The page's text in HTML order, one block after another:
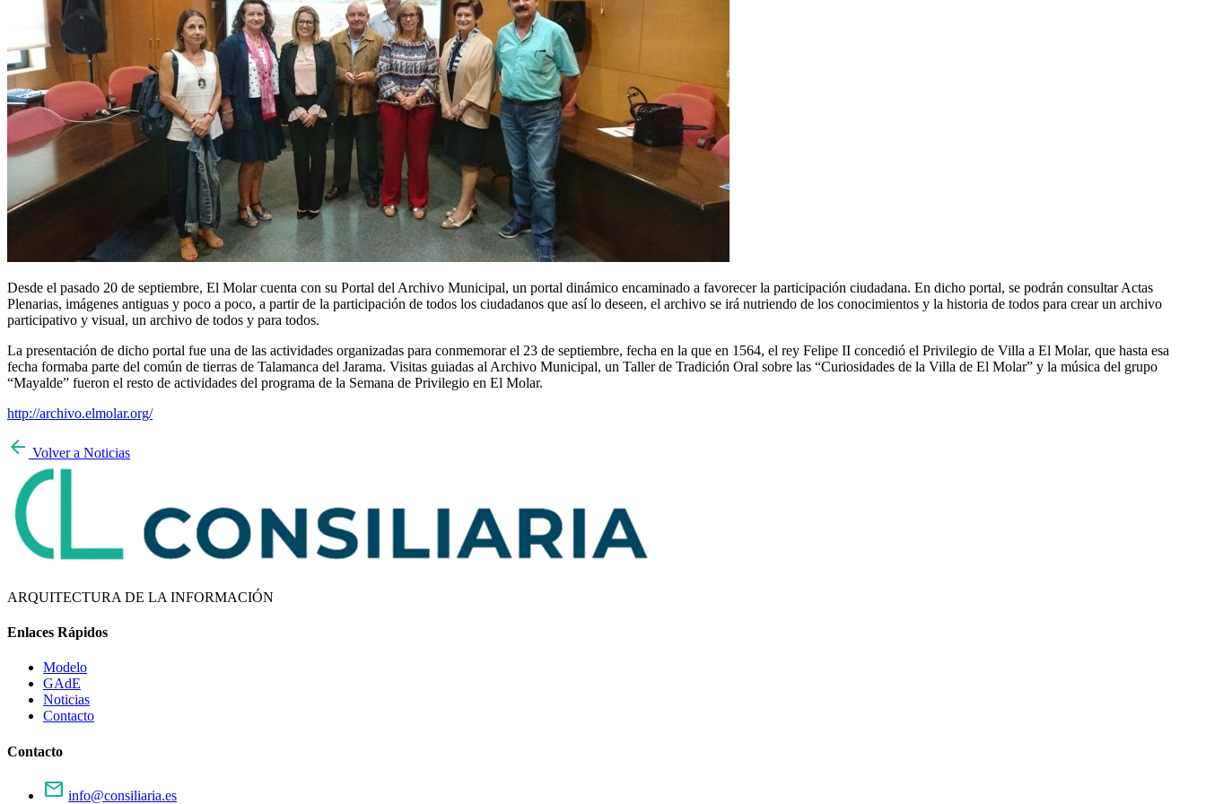
Desde el pasado 20 de septiembre, El Molar cuenta con su Portal del Archivo Municipal, un portal dinámico encaminado a favorecer la participación ciudadana. En dicho portal, se podrán consultar Actas
Plenarias, imágenes antiguas y poco a poco, a partir de la participación de todos los ciudadanos que así lo deseen, el archivo se irá nutriendo de los conocimientos y la historia de todos para crear un archivo
participativo y visual, un archivo de todos y para todos.
La presentación de dicho portal fue una de las actividades organizadas para conmemorar el 23 de septiembre, fecha en la que en 1564, el rey Felipe II concedió el Privilegio de Villa a El Molar, que hasta esa
fecha formaba parte del común de tierras de Talamanca del Jarama. Visitas guiadas al Archivo Municipal, un Taller de Tradición Oral sobre las “Curiosidades de la Villa de El Molar” y la música del grupo
“Mayalde” fueron el resto de actividades del programa de la Semana de Privilegio en El Molar.
http://archivo.elmolar.org/
arrow_back Volver a Noticias
ARQUITECTURA DE LA INFORMACIÓN
Enlaces Rápidos
Modelo
GAdE
Noticias
Contacto
Contacto
mail info@consiliaria.es